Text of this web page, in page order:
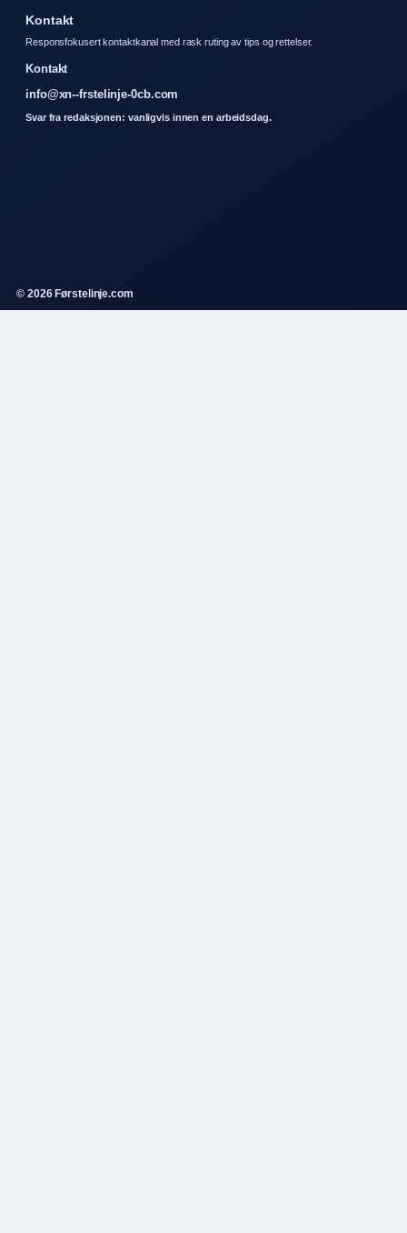
Kontakt
Responsfokusert kontaktkanal med rask ruting av tips og rettelser.
Kontakt
info@xn--frstelinje-0cb.com
Svar fra redaksjonen: vanligvis innen en arbeidsdag.
© 2026 Førstelinje.com